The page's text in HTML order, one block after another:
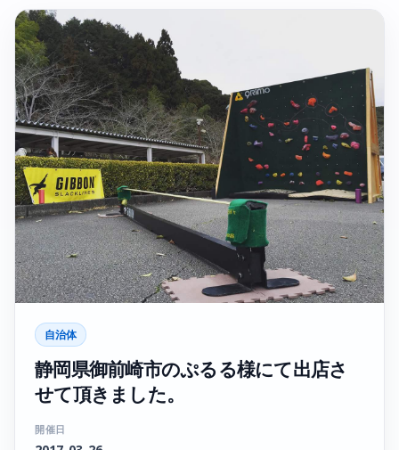
自治体
静岡県御前崎市のぷるる様にて出店さ
せて頂きました。
開催日